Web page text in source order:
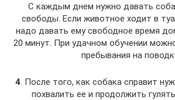
С каждым днем нужно давать
свободы. Если животное ходит в
надо давать ему свободное время
20 минут. При удачном обучении
пребывания на
4. После того, как собака справит
похвалить ее и продолжить